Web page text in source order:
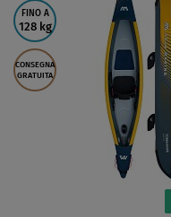
FINO A
128 kg
CONSEGNA
GRATUITA